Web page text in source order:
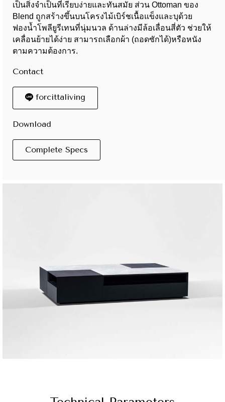
เป็นสิ่งจำเป็นที่เรียบง่ายและทันสมัย ส่วน Ottoman ของ
Blend ถูกสร้างขึ้นบนโครงไม้เบิร์ชเนื้อแข็งและบุด้วย
ฟองน้ำโพลียูรีเทนที่นุ่มนวล ด้านล่างมีล้อเลื่อนสี่ตัว ช่วยให้
เคลื่อนย้ายได้ง่าย สามารถเลือกผ้า (ถอดซักได้)หรือหนัง
ตามความต้องการ.
Contact
forcittaliving
Download
Complete Specs